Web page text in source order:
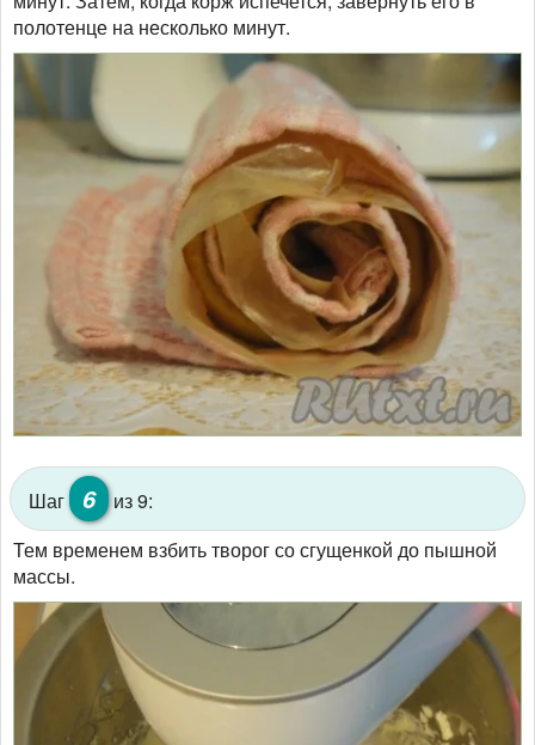
полотенце на несколько минут.
Шаг 6
из 9:
Тем временем взбить творог со сгущенкой до пышной
массы.